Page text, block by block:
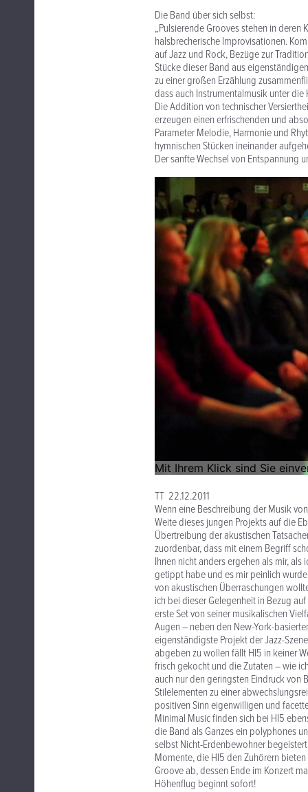
Die Band über sich selbst:
„Pulsierende Grooves stehen in
halsbrecherische Improvisationen.
auf Jazz und Rock, Bezüge zur
Stücke dieser Band aus
zu einer großen Erzählung
dass auch Instrumentalmusik unter die
Die Addition von technischer
erzeugen einen erfrischenden und
Parameter Melodie, Harmonie und
hymnischen Stücken ineinander
Der sanfte Wechsel von Entspannung
TT 22.12.2011
Wenn eine Beschreibung der Musik
Weite dieses jungen Projekts auf die
Übertreibung der akustischen
zuordenbar, dass mit einem Begriff
Ihnen nicht anders ergehen als mir,
getippt habe und es mir peinlich
von akustischen Überraschungen
ich bei dieser Gelegenheit in Bezug
erste Set von seiner musikalischen
Augen – neben den New-York-
eigenständigste Projekt der Jazz-
abgeben zu wollen fällt HI5 in keiner
frisch gekocht und die Zutaten – wie
auch nur den geringsten Eindruck von
Stilelementen zu einer
positiven Sinn eigenwilligen und
Minimal Music finden sich bei HI5
die Band als Ganzes ein polyphones
selbst Nicht-Erdenbewohner
Momente, die HI5 den Zuhörern
Groove ab, dessen Ende im Konzert
Höhenflug beginnt sofort!